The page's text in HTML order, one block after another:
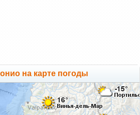
на карте погоды